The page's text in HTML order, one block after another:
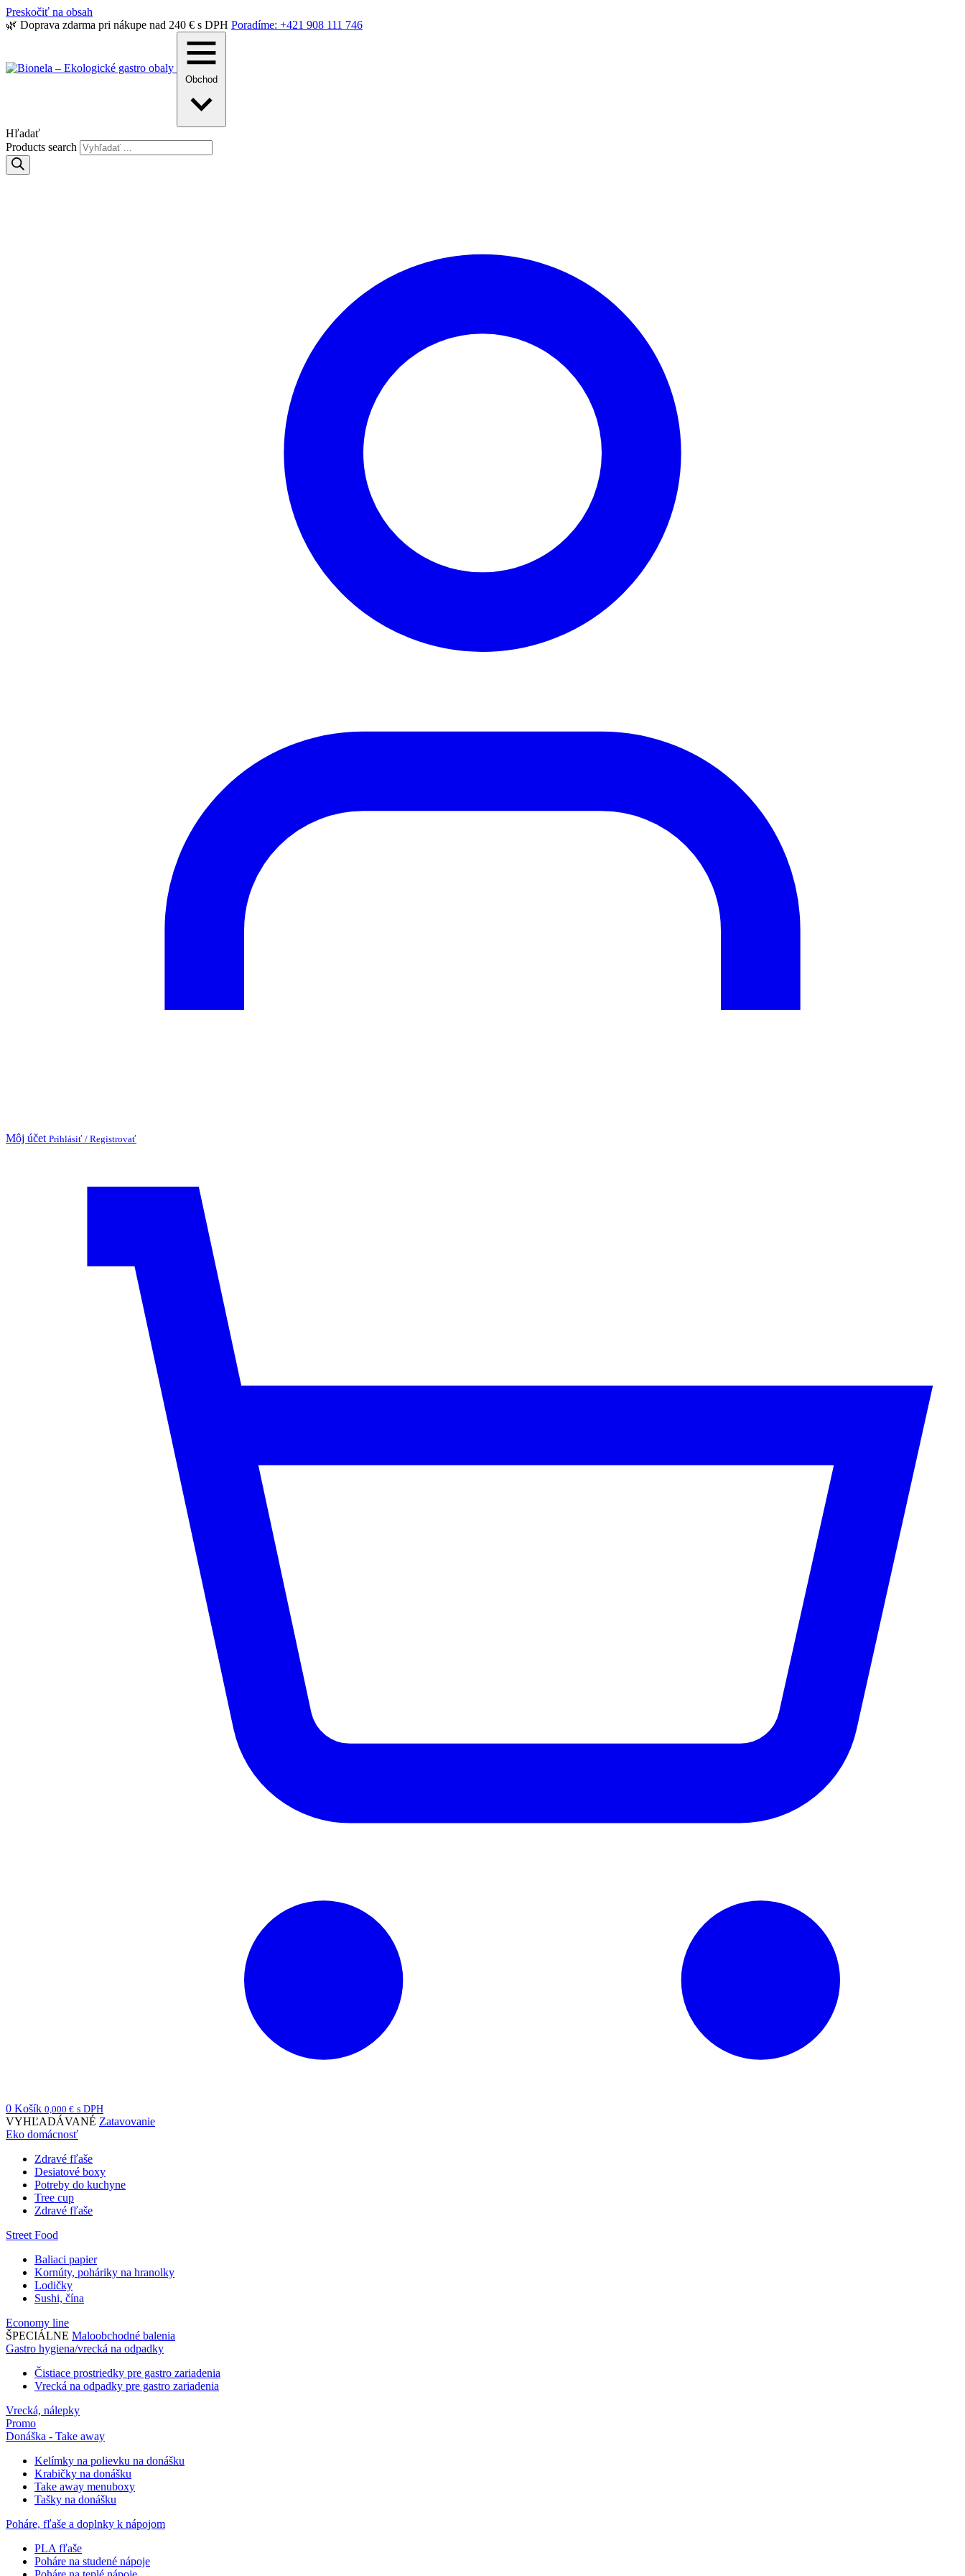
Preskočiť na obsah
🌿 Doprava zdarma pri nákupe nad 240 € s DPH Poradíme: +421 908 111 746
Obchod
Hľadať
Products search
Môj účet Prihlásiť / Registrovať
0 Košík 0,000 € s DPH
VYHĽADÁVANÉ Zatavovanie
Eko domácnosť
Zdravé fľaše
Desiatové boxy
Potreby do kuchyne
Tree cup
Zdravé fľaše
Street Food
Baliaci papier
Kornúty, poháriky na hranolky
Lodičky
Sushi, čína
Economy line
ŠPECIÁLNE Maloobchodné balenia
Gastro hygiena/vrecká na odpadky
Čistiace prostriedky pre gastro zariadenia
Vrecká na odpadky pre gastro zariadenia
Vrecká, nálepky
Promo
Donáška - Take away
Kelímky na polievku na donášku
Krabičky na donášku
Take away menuboxy
Tašky na donášku
Poháre, fľaše a doplnky k nápojom
PLA fľaše
Poháre na studené nápoje